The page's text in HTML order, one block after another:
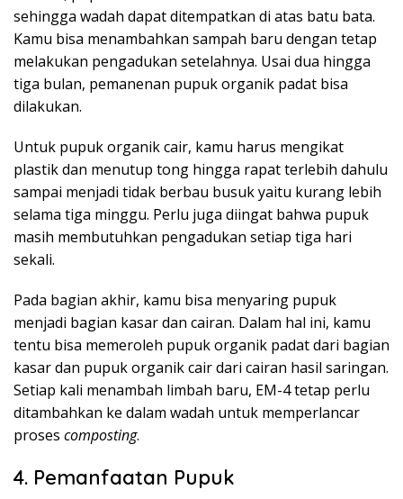
sehingga wadah dapat ditempatkan di atas batu bata.
Kamu bisa menambahkan sampah baru dengan tetap
melakukan pengadukan setelahnya. Usai dua hingga
tiga bulan, pemanenan pupuk organik padat bisa
dilakukan.
Untuk pupuk organik cair, kamu harus mengikat
plastik dan menutup tong hingga rapat terlebih dahulu
sampai menjadi tidak berbau busuk yaitu kurang lebih
selama tiga minggu. Perlu juga diingat bahwa pupuk
masih membutuhkan pengadukan setiap tiga hari
sekali.
Pada bagian akhir, kamu bisa menyaring pupuk
menjadi bagian kasar dan cairan. Dalam hal ini, kamu
tentu bisa memeroleh pupuk organik padat dari bagian
kasar dan pupuk organik cair dari cairan hasil saringan.
Setiap kali menambah limbah baru, EM-4 tetap perlu
ditambahkan ke dalam wadah untuk memperlancar
proses composting.
4. Pemanfaatan Pupuk